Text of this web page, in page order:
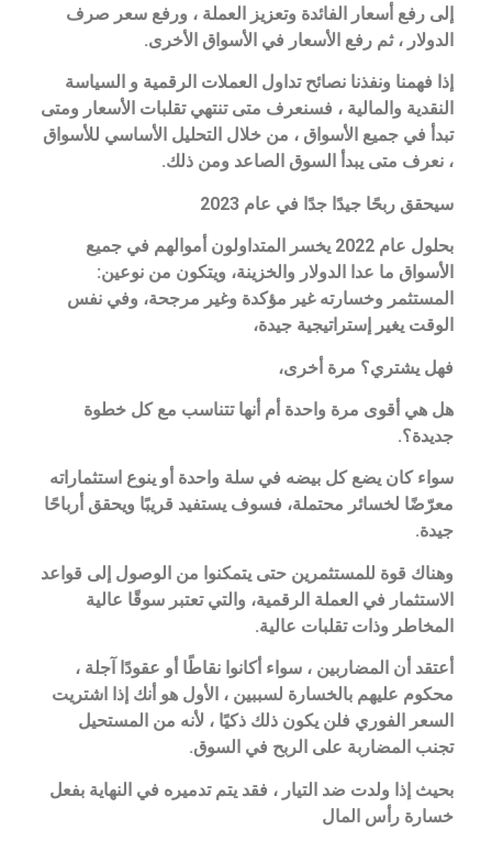
إلى رفع أسعار الفائدة وتعزيز العملة ، ورفع سعر صرف
الدولار ، ثم رفع الأسعار في الأسواق الأخرى.
إذا فهمنا ونفذنا نصائح تداول العملات الرقمية و السياسة
النقدية والمالية ، فسنعرف متى تنتهي تقلبات الأسعار ومتى
تبدأ في جميع الأسواق ، من خلال التحليل الأساسي للأسواق
، نعرف متى يبدأ السوق الصاعد ومن ذلك.
سيحقق ربحًا جيدًا جدًا في عام 2023
بحلول عام 2022 يخسر المتداولون أموالهم في جميع
الأسواق ما عدا الدولار والخزينة، ويتكون من نوعين:
المستثمر وخسارته غير مؤكدة وغير مرجحة، وفي نفس
الوقت يغير إستراتيجية جيدة،
فهل يشتري؟ مرة أخرى،
هل هي أقوى مرة واحدة أم أنها تتناسب مع كل خطوة
جديدة؟.
سواء كان يضع كل بيضه في سلة واحدة أو ينوع استثماراته
معرّضًا لخسائر محتملة، فسوف يستفيد قريبًا ويحقق أرباحًا
جيدة.
وهناك قوة للمستثمرين حتى يتمكنوا من الوصول إلى قواعد
الاستثمار في العملة الرقمية، والتي تعتبر سوقًا عالية
المخاطر وذات تقلبات عالية.
أعتقد أن المضاربين ، سواء أكانوا نقاطًا أو عقودًا آجلة ،
محكوم عليهم بالخسارة لسببين ، الأول هو أنك إذا اشتريت
السعر الفوري فلن يكون ذلك ذكيًا ، لأنه من المستحيل
تجنب المضاربة على الربح في السوق.
بحيث إذا ولدت ضد التيار ، فقد يتم تدميره في النهاية بفعل
خسارة رأس المال